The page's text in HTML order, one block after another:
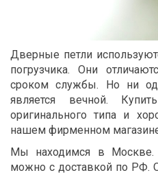
Дверные петли
погрузчика. Они
сроком службы. Но ни
является вечной.
оригинального типа и
нашем фирменном
Мы находимся в Москве.
можно с доставкой по РФ.